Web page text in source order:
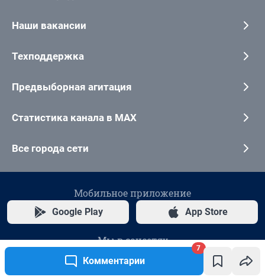
Комментарии
7